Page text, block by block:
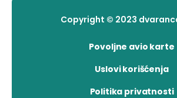
Copyright © 2023
Povoljne avio karte
Uslovi korišćenja
Politika privatnosti